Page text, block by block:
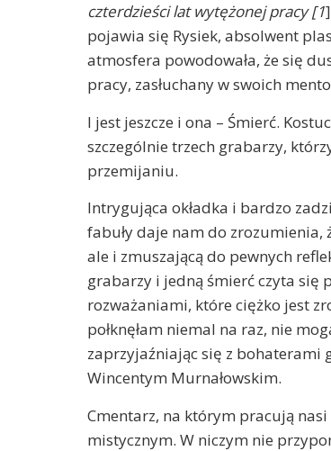
czterdzieści lat wytężonej pracy [1
pojawia się Rysiek, absolwent
atmosfera powodowała, że się
pracy, zasłuchany w swoich
I jest jeszcze i ona – Śmierć.
szczególnie trzech grabarzy,
przemijaniu.
Intrygująca okładka i bardzo
fabuły daje nam do zrozumienia,
ale i zmuszającą do pewnych
grabarzy i jedną śmierć czyta się
rozważaniami, które ciężko jest
połknęłam niemal na raz, nie
zaprzyjaźniając się z bohaterami
Wincentym Murnałowskim.
Cmentarz, na którym pracują
mistycznym. W niczym nie